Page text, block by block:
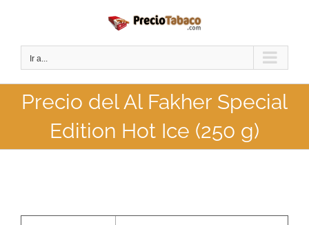
contenido
Ir a...
Precio del Al Fakher Special
Edition Hot Ice (250 g)